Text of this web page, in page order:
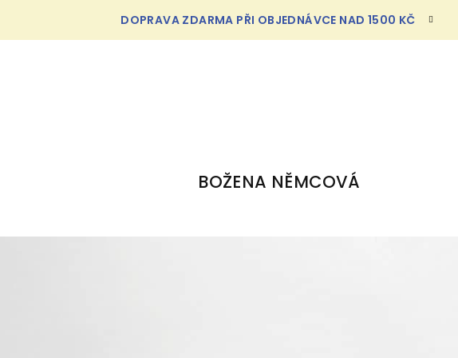
DOPRAVA ZDARMA PŘI OBJEDNÁVCE NAD 1500 KČ
BOŽENA NĚMCOVÁ